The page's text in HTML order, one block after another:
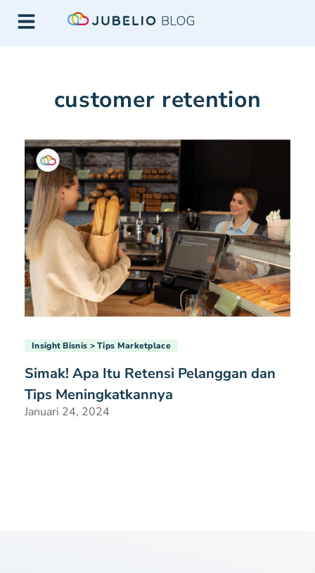
customer retention
Insight Bisnis Tips Marketplace
Simak! Apa Itu Retensi Pelanggan dan
Tips Meningkatkannya
Januari 24, 2024